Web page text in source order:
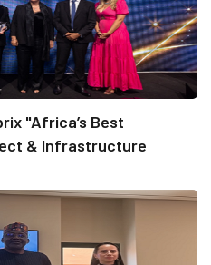
"Africa’s Best
& Infrastructure